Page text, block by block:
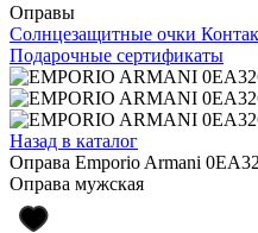
Оправы
Солнцезащитные очки
Подарочные сертификаты
Назад в каталог
Оправа Emporio Armani
Оправа мужская